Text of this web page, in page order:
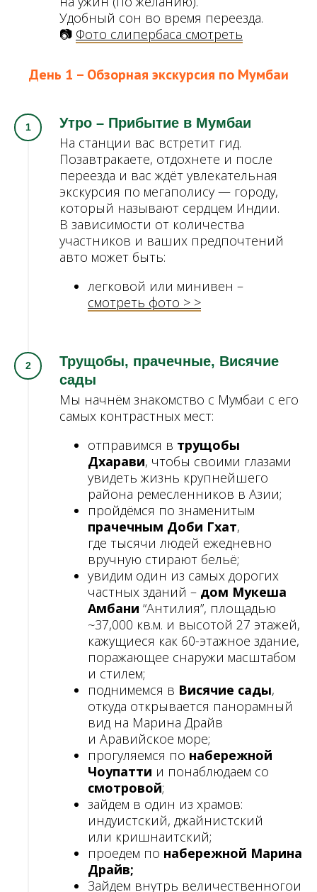
Удобный сон во время переезда.
📷 Фото слипербаса смотреть
День 1 – Обзорная экскурсия по Мумбаи
Утро – Прибытие в Мумбаи
На станции вас встретит гид.
Позавтракаете, отдохнете и после
переезда и вас ждёт увлекательная
экскурсия по мегаполису — городу,
который называют сердцем Индии.
В зависимости от количества
участников и ваших предпочтений
авто может быть:
легковой или минивен –
смотреть фото > >
Трущобы, прачечные, Висячие
сады
Мы начнём знакомство с Мумбаи с его
самых контрастных мест:
отправимся в трущобы
Дхарави, чтобы своими глазами
увидеть жизнь крупнейшего
района ремесленников в Азии;
пройдёмся по знаменитым
прачечным Доби Гхат,
где тысячи людей ежедневно
вручную стирают бельё;
увидим один из самых дорогих
частных зданий – дом Мукеша
Амбани “Антилия”, площадью
~37,000 кв.м. и высотой 27 этажей,
кажущиеся как 60-этажное здание,
поражающее снаружи масштабом
и стилем;
поднимемся в Висячие сады,
откуда открывается панорамный
вид на Марина Драйв
и Аравийское море;
прогуляемся по набережной
Чоупатти и понаблюдаем со
смотровой;
зайдем в один из храмов:
индуистский, джайнистский
или кришнаитский;
проедем по набережной Марина
Драйв;
Зайдем внутрь величественногои